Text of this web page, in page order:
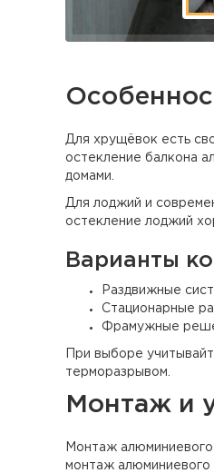
Для хрущёвок есть
остекление балкона
домами.
Для лоджий и
остекление лоджий
Варианты
Раздвижные
Стационарные
Фрамужные
При выборе
терморазрывом.
Монтаж и
Монтаж алюминиевого
монтаж алюминиевого